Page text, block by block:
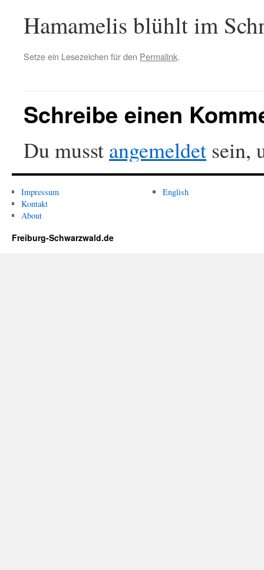
Hamamelis blühlt im
Setze ein Lesezeichen für den Permalink.
Schreibe einen
Du musst angemeldet sein,
Impressum
Kontakt
About
English
Freiburg-Schwarzwald.de